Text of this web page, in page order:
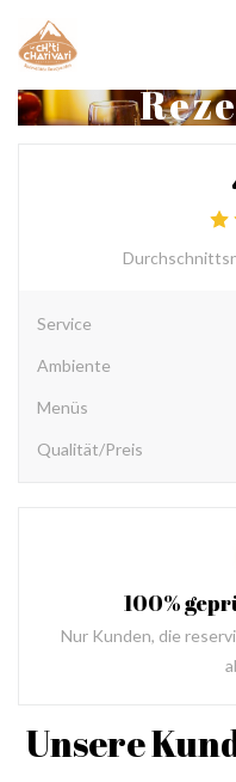
Unsere
Service
Ambiente
Menüs
Qualität/Preis
100%
Nur Kunden, die